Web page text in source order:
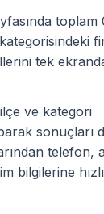
toplam
tek
ve kategori
sonuçları
telefon,
bilgilerine